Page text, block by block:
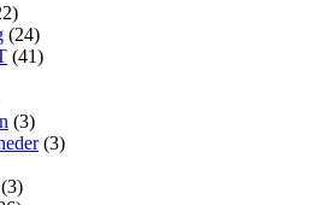
(24)
(41)
(3)
(3)